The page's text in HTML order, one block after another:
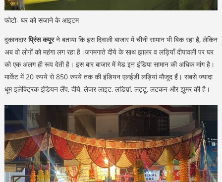
फोटो- घर को सजाने के आइटम
दुकानदारप्रिंस कपूरने बताया कि इस दिवाली बाजार में चीनी सामान भी बिक रहा है, लेकिन
अब वो लोगों को महंगा लग रहा है।जगमगाते दीये के साथ झालर व लड़ियाँ दीपावली पर घर
को एक अलग ही रूप देती है। इस बार बाजार में मेड इन इंडिया सामान की अधिक मांग है।
मार्केट में 20 रुपये से 850 रुपये तक की इंडियन एलईडी लड़ियां मौजूद हैं। सबसे ज्यादा
धूम इलेक्ट्रिक इंडियन लैंप, दीये, लेजर लाइट, लडिय़ां, लट्टू, लटकन और झूमर की है।